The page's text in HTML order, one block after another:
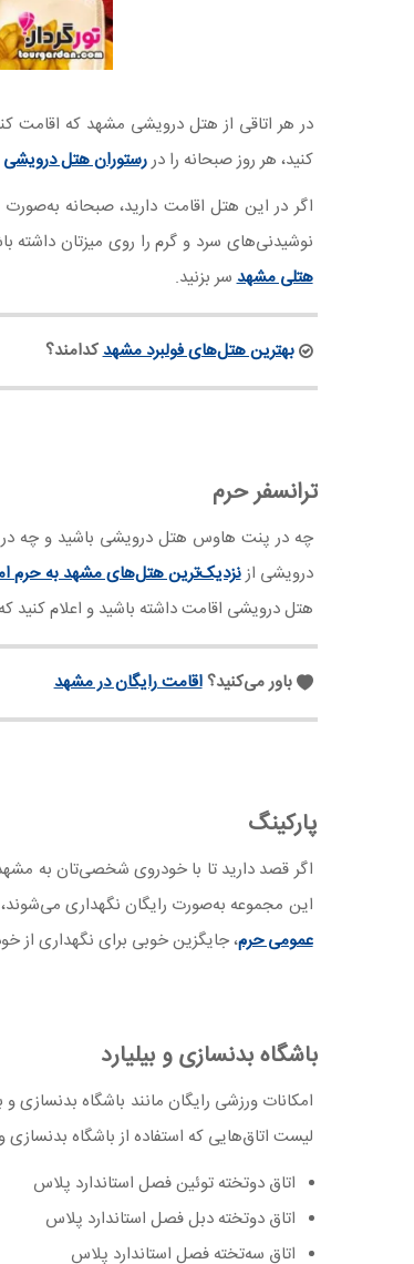
در هر اتاقی از هتل درویشی مشهد که اقامت
کنید، هر روز صبحانه‌ را دررستوران هتل درویشی
اگر در این هتل اقامت دارید، صبحانه
نوشیدنی‌های سرد و گرم را روی میزتان داشته
هتلی مشهدسر بزنید.
بهترین هتل‌های فولبرد مشهدکدامند؟
ترانسفر حرم
چه در پنت هاوس هتل درویشی باشید و چه در
درویشی ازنزدیک‌ترین هتل‌های مشهد به حرم
هتل درویشی اقامت داشته باشید و اعلام کنید
باور می‌کنید؟اقامت رایگان در مشهد
پارکینگ
اگر قصد دارید تا با خودروی شخصی‌تان به
این مجموعه به‌صورت رایگان نگهداری می‌شوند، به 80 خودرو می‌رسد. اگر در زمان سفرتان، ظرفیت پارکنیگ این مجموعه تکمیل
عمومی حرم، جایگزین خوبی برای نگهداری
باشگاه بدنسازی و بیلیارد
امکانات ورزشی رایگان مانند باشگاه
لیست اتاق‌هایی که استفاده از باشگاه بدنسازی و
اتاق دوتخته توئین فصل استاندارد پلاس
اتاق دوتخته دبل فصل استاندارد پلاس
اتاق سه‌تخته فصل استاندارد پلاس